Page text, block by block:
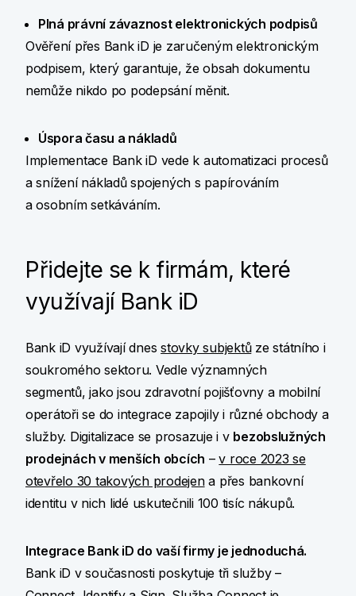
Plná právní závaznost elektronických podpisů
Ověření přes Bank iD je zaručeným elektronickým
podpisem, který garantuje, že obsah dokumentu
nemůže nikdo po podepsání měnit.
Úspora času a nákladů
Implementace Bank iD vede k automatizaci procesů
a snížení nákladů spojených s papírováním
a osobním setkáváním.
Přidejte se k firmám, které
využívají Bank iD
Bank iD využívají dnesstovky subjektůze státního i
soukromého sektoru. Vedle významných
segmentů, jako jsou zdravotní pojišťovny a mobilní
operátoři se do integrace zapojily i různé obchody a
služby. Digitalizace se prosazuje i v bezobslužných
prodejnách v menších obcích –v roce 2023 se
otevřelo 30 takových prodejena přes bankovní
identitu v nich lidé uskutečnili 100 tisíc nákupů.
Integrace Bank iD do vaší firmy je jednoduchá.
Bank iD v současnosti poskytuje tři služby –